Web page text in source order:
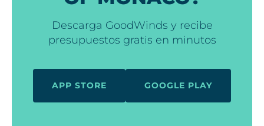
Descarga GoodWinds y recibe
presupuestos gratis en minutos
APP STORE GOOGLE PLAY